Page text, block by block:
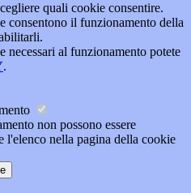
quali cookie consentire.
consentono il funzionamento della
necessari al funzionamento potete
.
non possono essere
l'elenco nella pagina della cookie